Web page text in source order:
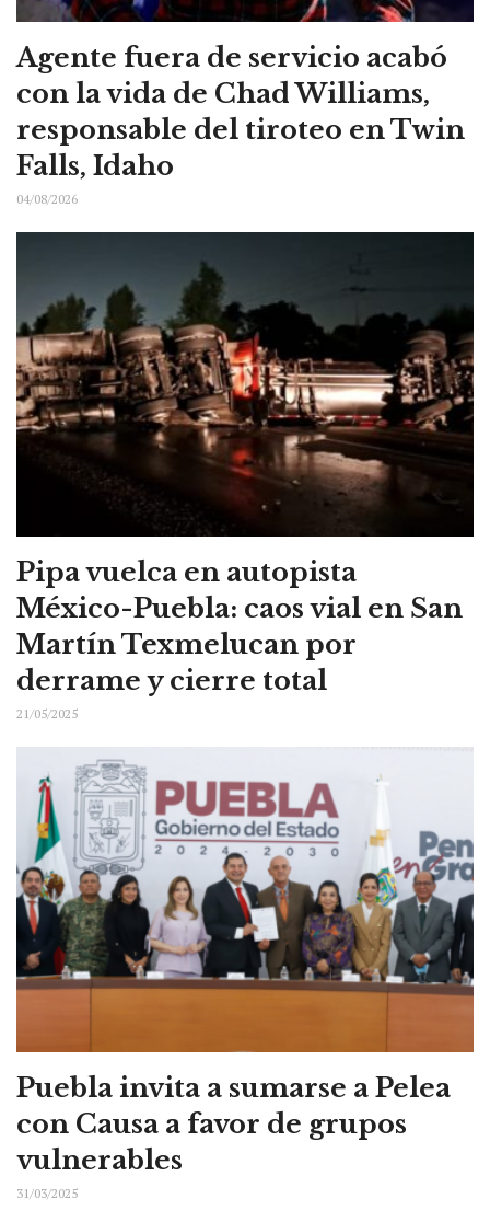
Agente fuera de servicio acabó
con la vida de Chad Williams,
responsable del tiroteo en Twin
Falls, Idaho
04/08/2026
Pipa vuelca en autopista
México-Puebla: caos vial en San
Martín Texmelucan por
derrame y cierre total
21/05/2025
Puebla invita a sumarse a Pelea
con Causa a favor de grupos
vulnerables
31/03/2025